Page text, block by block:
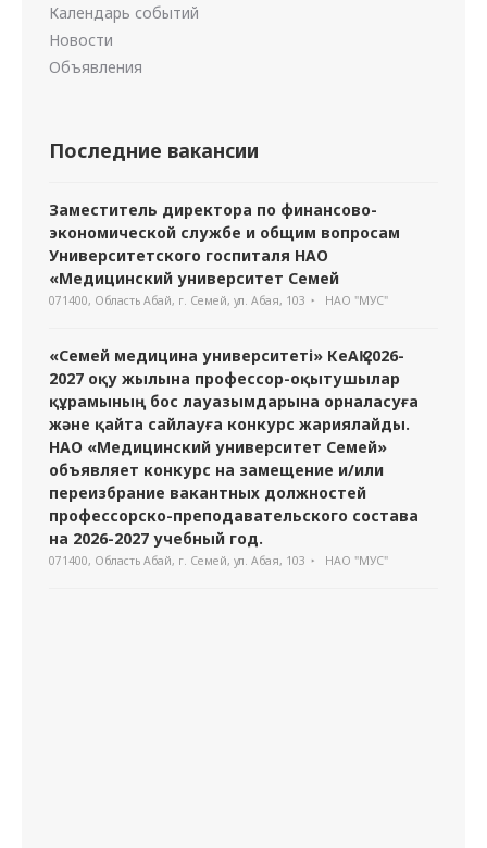
Календарь событий
Новости
Объявления
Последние вакансии
Заместитель директора по финансово-
экономической службе и общим вопросам
Университетского госпиталя НАО
«Медицинский университет Семей
071400, Область Абай, г. Семей, ул. Абая, 103 НАО "МУС"
«Семей медицина университеті» КеАҚ 2026-
2027 оқу жылына профессор-оқытушылар
құрамының бос лауазымдарына орналасуға
және қайта сайлауға конкурс жариялайды.
НАО «Медицинский университет Семей»
объявляет конкурс на замещение и/или
переизбрание вакантных должностей
профессорско-преподавательского состава
на 2026-2027 учебный год.
071400, Область Абай, г. Семей, ул. Абая, 103 НАО "МУС"